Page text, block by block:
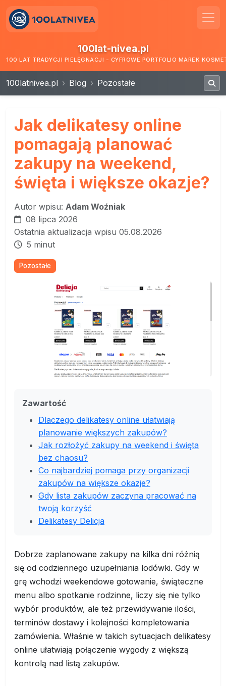
100lat-nivea.pl
100 LAT TRADYCJI PIELĘGNACJI - CYFROWE PORTFOLIO MAREK
100latnivea.pl Blog Pozostałe
Jak delikatesy online
pomagają planować
zakupy na weekend,
święta i większe okazje?
Autor wpisu: Adam Woźniak
08 lipca 2026
Ostatnia aktualizacja wpisu 05.08.2026
5 minut
Pozostałe
Zawartość
Dlaczego delikatesy online ułatwiają
planowanie większych zakupów?
Jak rozłożyć zakupy na weekend i święta
bez chaosu?
Co najbardziej pomaga przy organizacji
zakupów na większe okazje?
Gdy lista zakupów zaczyna pracować na
twoją korzyść
Delikatesy Delicja
Dobrze zaplanowane zakupy na kilka dni różnią
się od codziennego uzupełniania lodówki. Gdy w
grę wchodzi weekendowe gotowanie, świąteczne
menu albo spotkanie rodzinne, liczy się nie tylko
wybór produktów, ale też przewidywanie ilości,
terminów dostawy i kolejności kompletowania
zamówienia. Właśnie w takich sytuacjach delikatesy
online ułatwiają połączenie wygody z większą
kontrolą nad listą zakupów.